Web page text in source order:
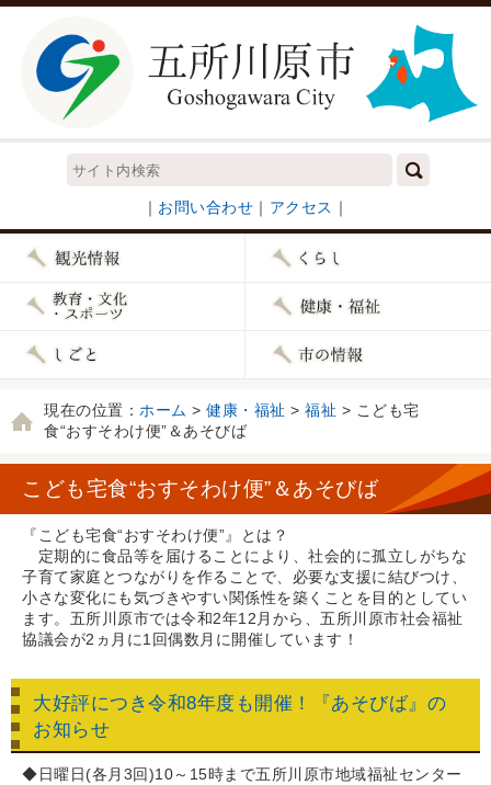
｜ お問い合わせ ｜ アクセス ｜
現在の位置： ホーム > 健康・福祉 > 福祉 > こども宅
食“おすそわけ便”＆あそびば
こども宅食“おすそわけ便”＆あそびば
『こども宅食“おすそわけ便”』とは？
定期的に食品等を届けることにより、社会的に孤立しがちな
子育て家庭とつながりを作ることで、必要な支援に結びつけ、
小さな変化にも気づきやすい関係性を築くことを目的としてい
ます。五所川原市では令和2年12月から、五所川原市社会福祉
協議会が2ヵ月に1回偶数月に開催しています！
大好評につき令和8年度も開催！『あそびば』の
お知らせ
◆日曜日(各月3回)10～15時まで五所川原市地域福祉センター